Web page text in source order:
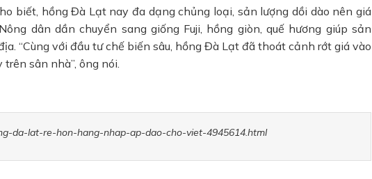
biết, hồng Đà Lạt nay đa dạng chủng loại, sản lượng dồi dào nên giá
dân dần chuyển sang giống Fuji, hồng giòn, quế hương giúp sản
“Cùng với đầu tư chế biến sâu, hồng Đà Lạt đã thoát cảnh rớt giá vào
sân nhà”, ông nói.
da-lat-re-hon-hang-nhap-ap-dao-cho-viet-4945614.html